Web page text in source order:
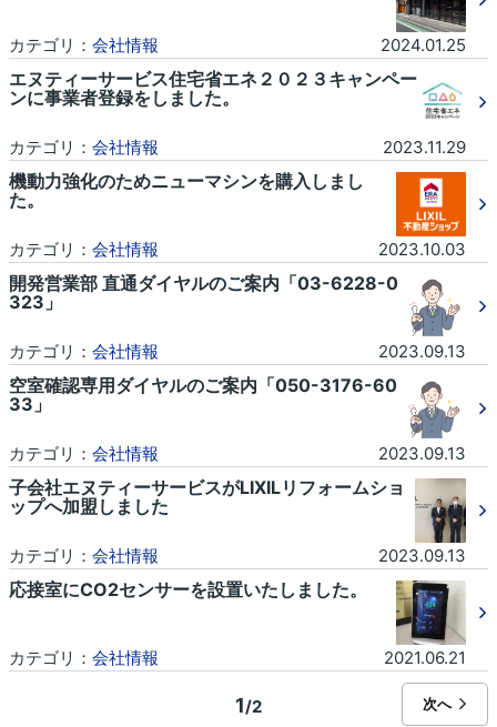
カテゴリ： 会社情報 2024.01.25
エヌティーサービス住宅省エネ２０２３キャンペー
ンに事業者登録をしました。
カテゴリ： 会社情報 2023.11.29
機動力強化のためニューマシンを購入しまし
た。
カテゴリ： 会社情報 2023.10.03
開発営業部 直通ダイヤルのご案内「03-6228-0
323」
カテゴリ： 会社情報 2023.09.13
空室確認専用ダイヤルのご案内「050-3176-60
33」
カテゴリ： 会社情報 2023.09.13
子会社エヌティーサービスがLIXILリフォームショ
ップへ加盟しました
カテゴリ： 会社情報 2023.09.13
応接室にCO2センサーを設置いたしました。
カテゴリ： 会社情報 2021.06.21
1/2 次へ